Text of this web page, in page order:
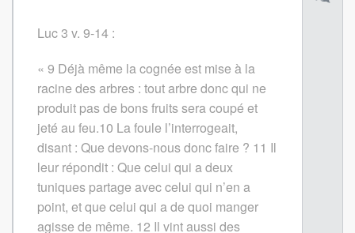
Luc 3 v. 9-14 :
« 9 Déjà même la cognée est mise à la
racine des arbres : tout arbre donc qui ne
produit pas de bons fruits sera coupé et
jeté au feu.10 La foule l’interrogeait,
disant : Que devons-nous donc faire ? 11 Il
leur répondit : Que celui qui a deux
tuniques partage avec celui qui n’en a
point, et que celui qui a de quoi manger
agisse de même. 12 Il vint aussi des